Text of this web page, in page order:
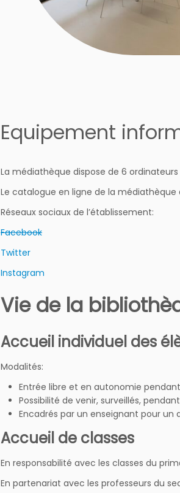
Equipement
La médiathèque dispose de 6
Le catalogue en ligne de la médiathèque
Réseaux sociaux de l’établissement:
Facebook
Twitter
Instagram
Vie de la
Accueil individuel des
Modalités:
Entrée libre et en autonomie
Possibilité de venir, surveillés,
Encadrés par un enseignant pour un
Accueil de classes
En responsabilité avec les classes du
En partenariat avec les professeurs du